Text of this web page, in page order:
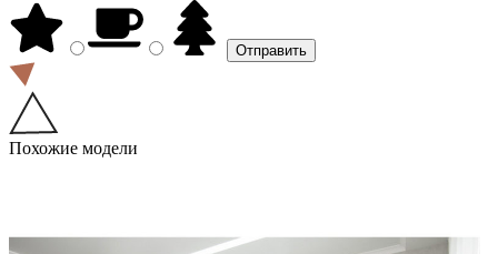
Похожие модели